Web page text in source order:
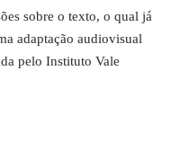
sobre o texto, o qual já
adaptação audiovisual
pelo Instituto Vale